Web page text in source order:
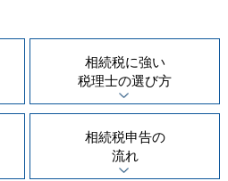
相続税に強い
税理士の選び方
相続税申告の
流れ